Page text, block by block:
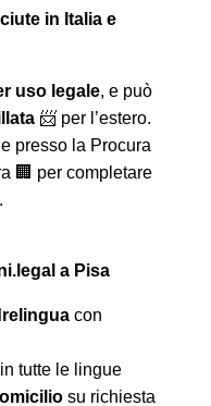
in Italia e
uso legale, e può
📨 per l’estero.
presso la Procura
🏢 per completare
a Pisa
con
in tutte le lingue
su richiesta